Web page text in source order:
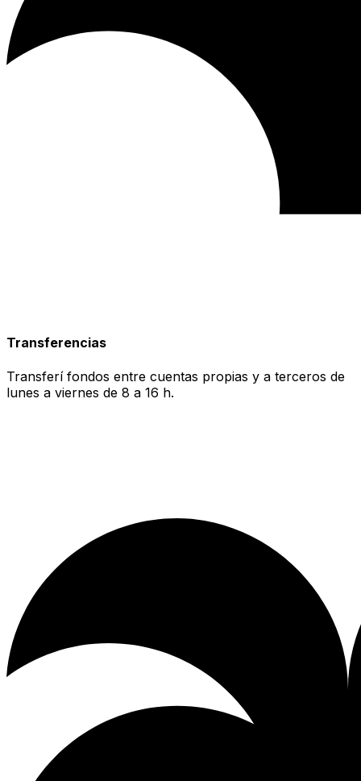
Transferencias
Transferí fondos entre cuentas propias y a terceros de
lunes a viernes de 8 a 16 h.